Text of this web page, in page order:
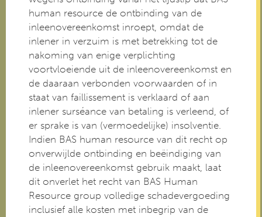
human resource de ontbinding van de
inleenovereenkomst inroept, omdat de
inlener in verzuim is met betrekking tot de
nakoming van enige verplichting
voortvloeiende uit de inleenovereenkomst en
de daaraan verbonden voorwaarden of in
staat van faillissement is verklaard of aan
inlener surséance van betaling is verleend, of
er sprake is van (vermoedelijke) insolventie.
Indien BAS human resource van dit recht op
onverwijlde ontbinding en beëindiging van
de inleenovereenkomst gebruik maakt, laat
dit onverlet het recht van BAS Human
Resource group volledige schadevergoeding
inclusief alle kosten met inbegrip van de